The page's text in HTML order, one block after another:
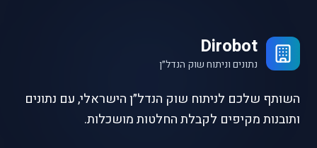
Dirobot
נתונים וניתוח שוק הנדל״ן
השותף שלכם לניתוח שוק הנדל״ן הישראלי, עם נתונים
ותובנות מקיפים לקבלת החלטות מושכלות.